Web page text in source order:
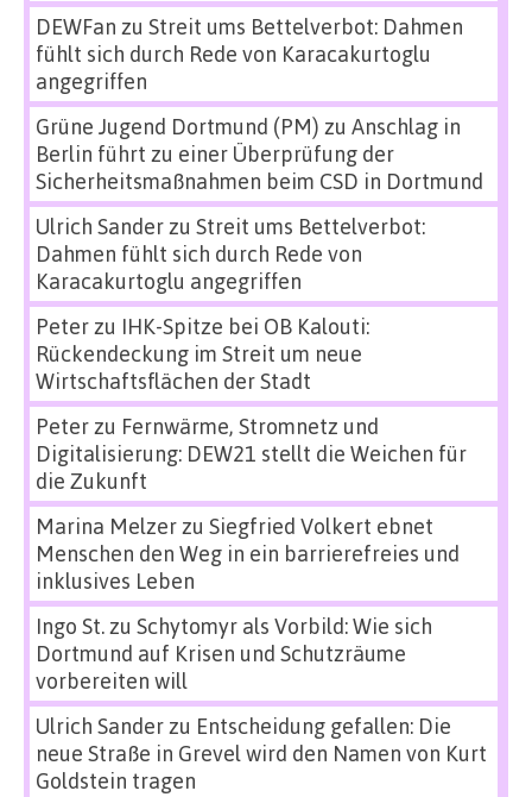
DEWFan zu Streit ums Bettelverbot: Dahmen
fühlt sich durch Rede von Karacakurtoglu
angegriffen
Grüne Jugend Dortmund (PM) zu Anschlag in
Berlin führt zu einer Überprüfung der
Sicherheitsmaßnahmen beim CSD in Dortmund
Ulrich Sanderzu Streit ums Bettelverbot:
Dahmen fühlt sich durch Rede von
Karacakurtoglu angegriffen
Peterzu IHK-Spitze bei OB Kalouti:
Rückendeckung im Streit um neue
Wirtschaftsflächen der Stadt
Peterzu Fernwärme, Stromnetz und
Digitalisierung: DEW21 stellt die Weichen für
die Zukunft
Marina Melzerzu Siegfried Volkert ebnet
Menschen den Weg in ein barrierefreies und
inklusives Leben
Ingo St.zu Schytomyr als Vorbild: Wie sich
Dortmund auf Krisen und Schutzräume
vorbereiten will
Ulrich Sanderzu Entscheidung gefallen: Die
neue Straße in Grevel wird den Namen von Kurt
Goldstein tragen